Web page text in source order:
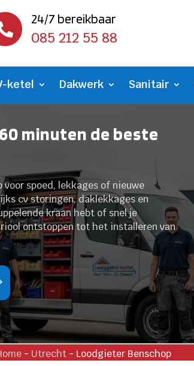
24/7 bereikbaar
085 212 55 88
ketel Dakwerk Sanitair
minuten de beste
spoed, lekkages of nieuwe
cv storingen, daklekkages en
kraan hebt of snel je
ontstoppen tot het installeren van
- Utrecht- Loodgieter Benschop